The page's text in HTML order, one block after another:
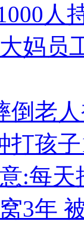
人
妈员
倒老
打孩
:每
3年